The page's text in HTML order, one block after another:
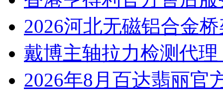
2026河北无磁铝合金
戴博主轴拉力检测代
2026年8月百达翡丽官